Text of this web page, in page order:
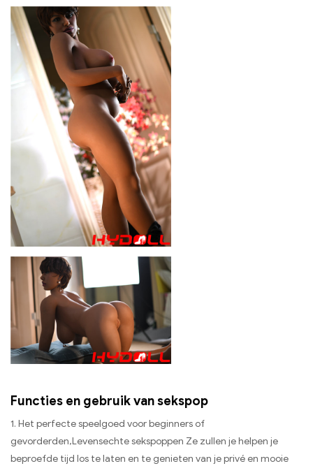
Functies en gebruik van sekspop
1. Het perfecte speelgoed voor beginners of
gevorderden,Levensechte sekspoppen Ze zullen je helpen je
beproefde tijd los te laten en te genieten van je privé en mooie